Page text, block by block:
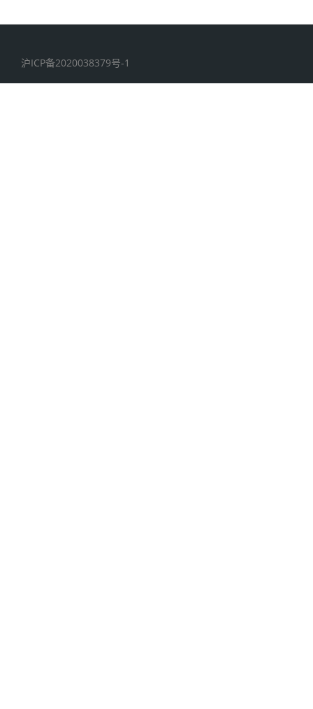
沪ICP备2020038379号-1